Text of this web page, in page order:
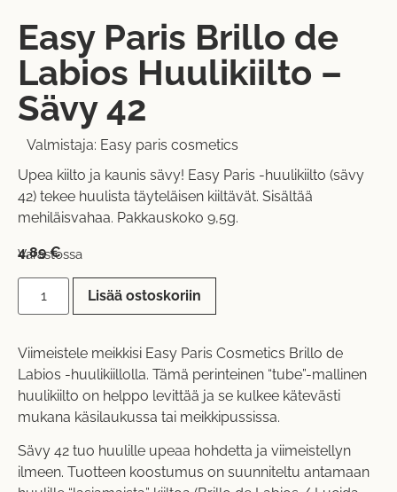
Easy Paris Brillo de
Labios Huulikiilto –
Sävy 42
Valmistaja: Easy paris cosmetics
Upea kiilto ja kaunis sävy! Easy Paris -huulikiilto (sävy
42) tekee huulista täyteläisen kiiltävät. Sisältää
mehiläisvahaa. Pakkauskoko 9,5g.
4,89€
Varastossa
Lisää ostoskoriin
Viimeistele meikkisi Easy Paris Cosmetics Brillo de
Labios -huulikiillolla. Tämä perinteinen “tube”-mallinen
huulikiilto on helppo levittää ja se kulkee kätevästi
mukana käsilaukussa tai meikkipussissa.
Sävy 42 tuo huulille upeaa hohdetta ja viimeistellyn
ilmeen. Tuotteen koostumus on suunniteltu antamaan